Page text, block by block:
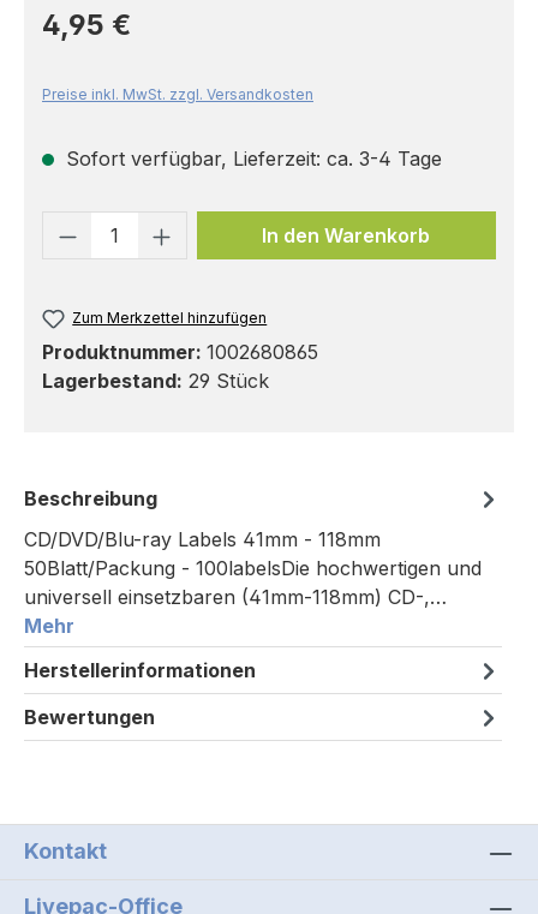
Regulärer Preis:
4,95 €
Preise inkl. MwSt. zzgl. Versandkosten
Sofort verfügbar, Lieferzeit: ca. 3-4 Tage
Produkt Anzahl: Gib den
In den Warenkorb
Zum Merkzettel hinzufügen
Produktnummer: 1002680865
Lagerbestand: 29 Stück
Beschreibung
CD/DVD/Blu-ray Labels 41mm - 118mm
50Blatt/Packung - 100labelsDie hochwertigen und
universell einsetzbaren (41mm-118mm) CD-,…
Mehr
Herstellerinformationen
Bewertungen
Kontakt
Livepac-Office